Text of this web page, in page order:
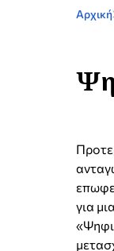
Αρχική
για